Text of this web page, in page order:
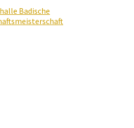
Badische